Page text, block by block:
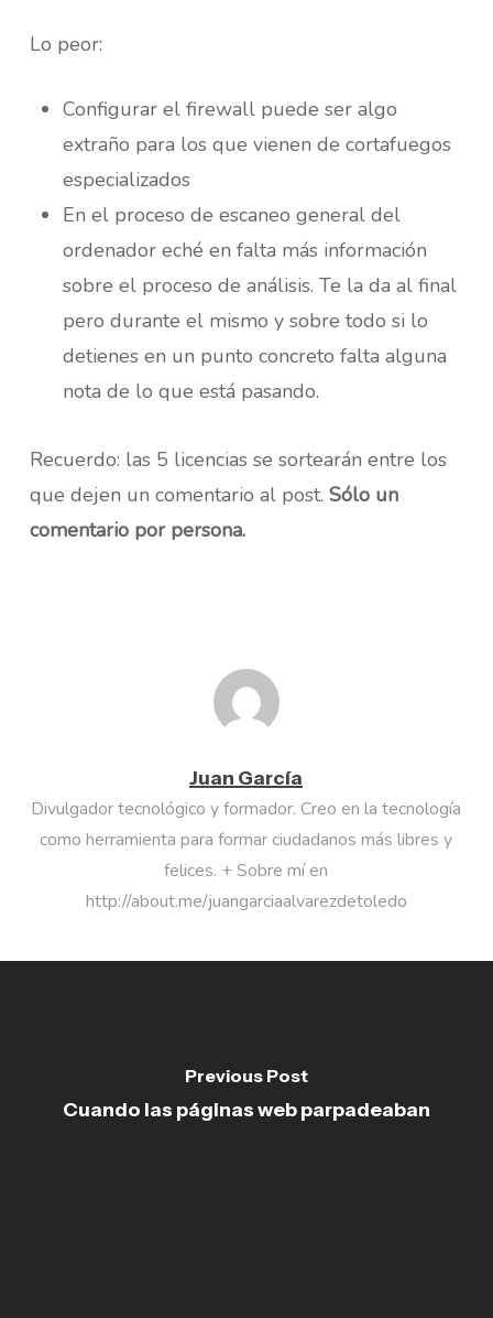
Lo peor:
Configurar el firewall puede ser algo
extraño para los que vienen de cortafuegos
especializados
En el proceso de escaneo general del
ordenador eché en falta más información
sobre el proceso de análisis. Te la da al final
pero durante el mismo y sobre todo si lo
detienes en un punto concreto falta alguna
nota de lo que está pasando.
Recuerdo: las 5 licencias se sortearán entre los
que dejen un comentario al post. Sólo un
comentario por persona.
Juan García
Divulgador tecnológico y formador. Creo en la tecnología
como herramienta para formar ciudadanos más libres y
felices. + Sobre mí en
http://about.me/juangarciaalvarezdetoledo
Previous Post
Cuando las páginas web parpadeaban